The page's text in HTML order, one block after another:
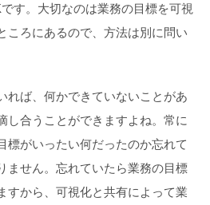
す。大切なのは業務の目標を可視
ころにあるので、方法は別に問い
れば、何かできていないことがあ
し合うことができますよね。常に
標がいったい何だったのか忘れて
ません。忘れていたら業務の目標
すから、可視化と共有によって業